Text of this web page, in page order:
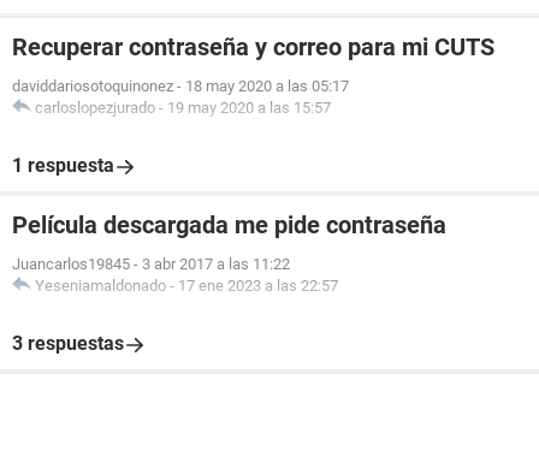
Recuperar contraseña y correo para mi CUTS
daviddariosotoquinonez - 18 may 2020 a las 05:17
carloslopezjurado - 19 may 2020 a las 15:57
1 respuesta
Película descargada me pide contraseña
Juancarlos19845 - 3 abr 2017 a las 11:22
Yeseniamaldonado - 17 ene 2023 a las 22:57
3 respuestas